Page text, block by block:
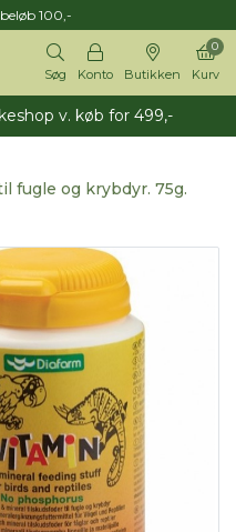
100,-
Søg Konto Butikken Kurv
0
v. køb for 499,-
fugle og krybdyr. 75g.